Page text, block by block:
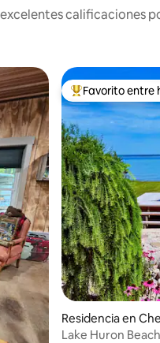
calificaciones
De los mejores
Favorito entre
Residencia en
Lake Huron